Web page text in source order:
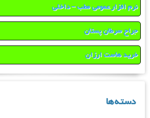
نرم افزار عمومی مطب – داخلی
جراح سرطان پستان
خرید هاست ارزان
دسته‌ها